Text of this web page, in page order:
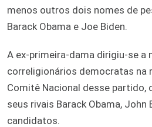
menos outros dois nomes de
Barack Obama e Joe Biden.
A ex-primeira-dama dirigiu-se a
correligionários democratas na
Comitê Nacional desse partido,
seus rivais Barack Obama,
candidatos.